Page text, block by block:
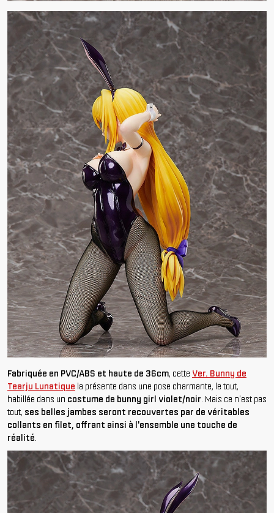
Fabriquée en PVC/ABS et haute de 36cm, cette Ver. Bunny de
Tearju Lunatique la présente dans une pose charmante, le tout,
habillée dans un costume de bunny girl violet/noir. Mais ce n'est pas
tout, ses belles jambes seront recouvertes par de véritables
collants en filet, offrant ainsi à l'ensemble une touche de
réalité.